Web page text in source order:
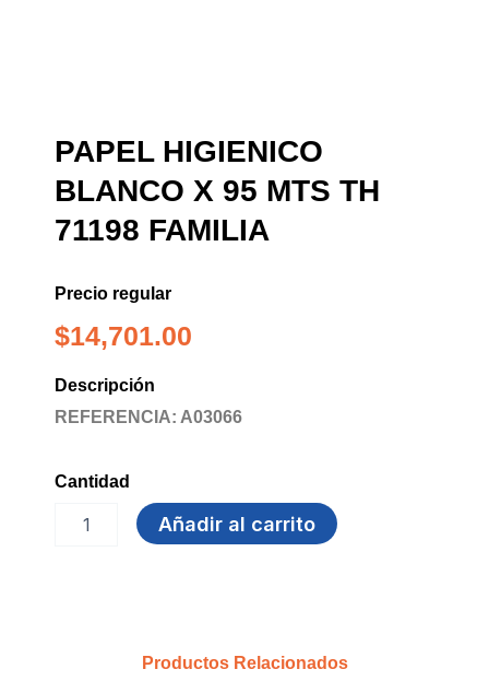
PAPEL HIGIENICO
BLANCO X 95 MTS TH
71198 FAMILIA
Precio regular
$14,701.00
Descripción
REFERENCIA: A03066
Cantidad
HIGIENICO
Añadir al carrito
Productos Relacionados